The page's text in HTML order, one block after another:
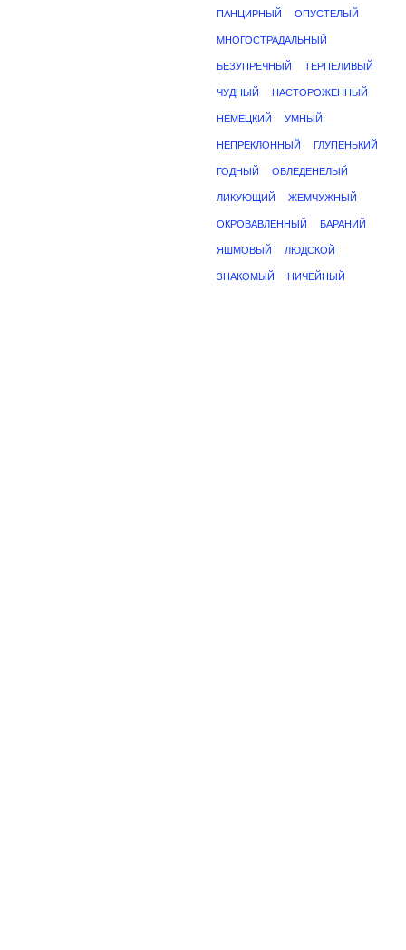
ПАНЦИРНЫЙ ОПУСТЕЛЫЙ
МНОГОСТРАДАЛЬНЫЙ
БЕЗУПРЕЧНЫЙ ТЕРПЕЛИВЫЙ
ЧУДНЫЙ НАСТОРОЖЕННЫЙ
НЕМЕЦКИЙ УМНЫЙ
НЕПРЕКЛОННЫЙ ГЛУПЕНЬКИЙ
ГОДНЫЙ ОБЛЕДЕНЕЛЫЙ
ЛИКУЮЩИЙ ЖЕМЧУЖНЫЙ
ОКРОВАВЛЕННЫЙ БАРАНИЙ
ЯШМОВЫЙ ЛЮДСКОЙ
ЗНАКОМЫЙ НИЧЕЙНЫЙ